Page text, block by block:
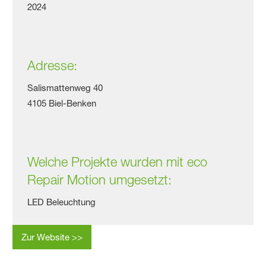
2024
Adresse:
Salismattenweg 40
4105 Biel-Benken
Welche Projekte wurden mit eco
Repair Motion umgesetzt:
LED Beleuchtung
Zur Website >>